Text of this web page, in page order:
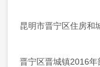
昆明市晋宁区住房和
晋宁区晋城镇2016年